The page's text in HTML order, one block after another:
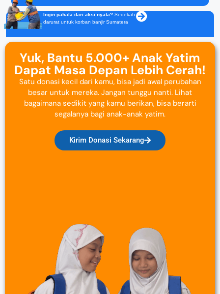
Ingin pahala dari aksi nyata? Sedekah
darurat untuk korban banjir Sumatera
Yuk, Bantu 5.000+ Anak Yatim
Dapat Masa Depan Lebih Cerah!
Satu donasi kecil dari kamu, bisa jadi awal perubahan
besar untuk mereka. Jangan tunggu nanti. Lihat
bagaimana sedikit yang kamu berikan, bisa berarti
segalanya bagi anak-anak yatim.
Kirim Donasi Sekarang